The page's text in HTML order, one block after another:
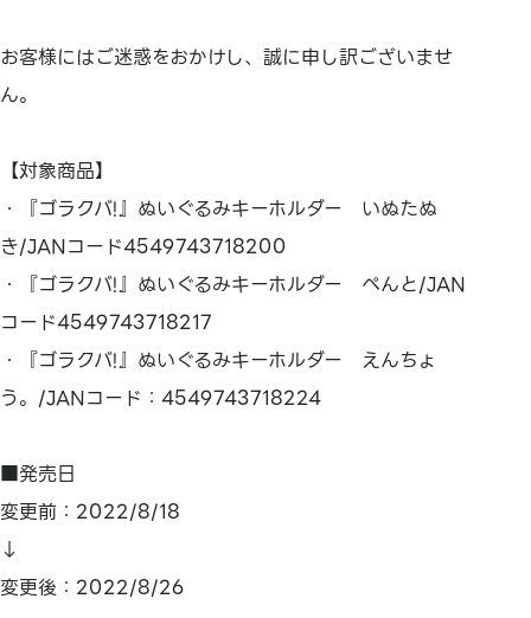
お客様にはご迷惑をおかけし、誠に申し訳ございませ
ん。
【対象商品】
・『ゴラクバ!』ぬいぐるみキーホルダー いぬたぬ
き/JANコード4549743718200
・『ゴラクバ!』ぬいぐるみキーホルダー ぺんと/JAN
コード4549743718217
・『ゴラクバ!』ぬいぐるみキーホルダー えんちょ
う。/JANコード：4549743718224
■発売日
変更前：2022/8/18
↓
変更後：2022/8/26